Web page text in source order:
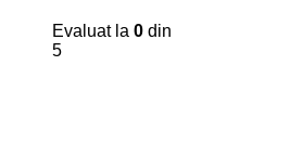
Evaluat la 0 din
5